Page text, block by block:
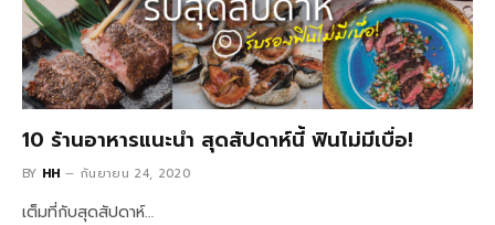
10 ร้านอาหารแนะนำ สุดสัปดาห์นี้ ฟินไม่มีเบื่อ!
BY HH กันยายน 24, 2020
เต็มที่กับสุดสัปดาห์…